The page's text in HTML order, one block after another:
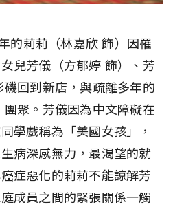
的莉莉（林嘉欣 飾）因罹
兒芳儀（方郁婷 飾）、芳
回到新店，與疏離多年的
聚。芳儀因為中文障礙在
學戲稱為「美國女孩」，
病深感無力，最渴望的就
症惡化的莉莉不能諒解芳
成員之間的緊張關係一觸